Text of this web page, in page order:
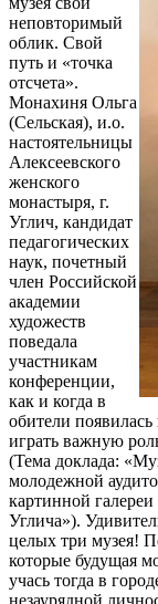
неповторимый
облик. Свой
путь и «точка
отсчета».
Монахиня Ольга
(Сельская), и.о.
настоятельницы
Алексеевского
женского
монастыря, г.
Углич, кандидат
педагогических
наук, почетный
член Российской
академии
художеств
поведала
участникам
конференции,
как и когда в
обители появилась
играть важную
(Тема доклада:
молодежной
картинной
Углича»).
целых три музея!
которые будущая
учась тогда в